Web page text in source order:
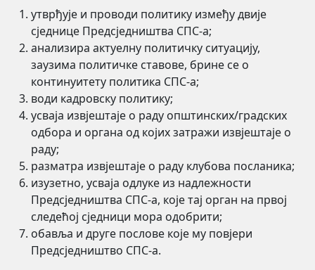
утврђује и проводи политику између двије
сједнице Предсједништва СПС-а;
анализира актуелну политичку ситуацију,
заузима политичке ставове, брине се о
континуитету политика СПС-а;
води кадровску политику;
усваја извјештаје о раду општинских/градских
одбора и органа од којих затражи извјештаје о
раду;
разматра извјештаје о раду клубова посланика;
изузетно, усваја одлуке из надлежности
Предсједништва СПС-а, које тај орган на првој
следећој сједници мора одобрити;
обавља и друге послове које му повјери
Предсједништво СПС-а.